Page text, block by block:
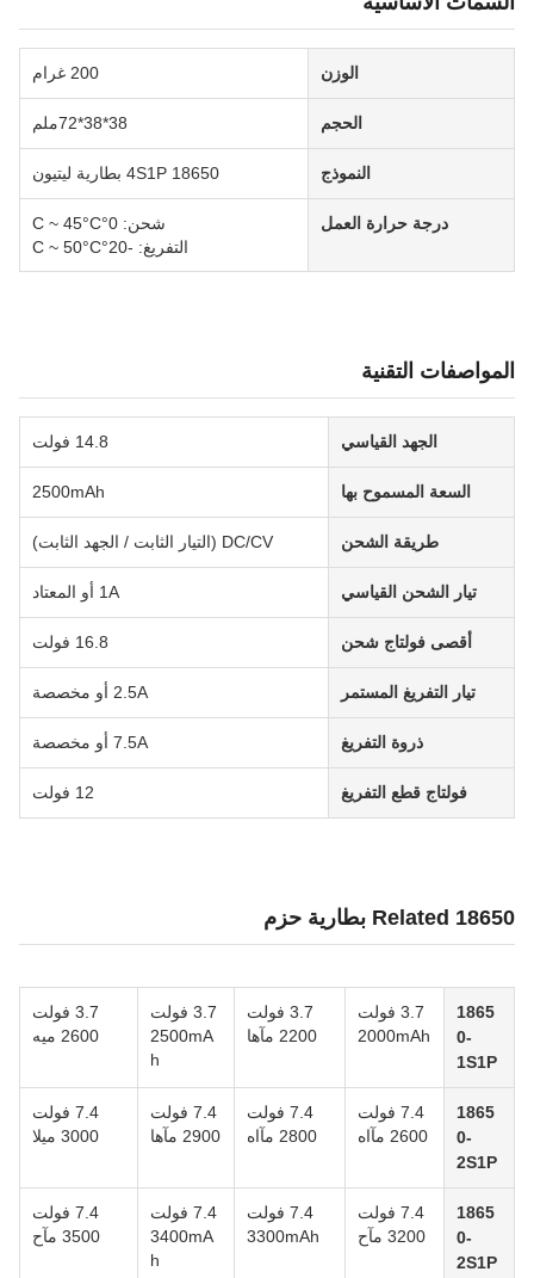
الوزن 200 غرام
الحجم 38*38*72ملم
النموذج 18650 4S1P بطارية ليتيون
درجة حرارة العمل
شحن: 0°C ~ 45°C
التفريغ: -20°C ~ 50°C
المواصفات التقنية
الجهد القياسي 14.8 فولت
السعة المسموح بها 2500mAh
طريقة الشحن DC/CV (التيار الثابت / الجهد الثابت)
تيار الشحن القياسي 1A أو المعتاد
أقصى فولتاج شحن 16.8 فولت
تيار التفريغ المستمر 2.5A أو مخصصة
ذروة التفريغ 7.5A أو مخصصة
فولتاج قطع التفريغ 12 فولت
Related 18650 بطارية حزم
1865
0-
1S1P
3.7 فولت
2000mAh
3.7 فولت
2200 مآها
3.7 فولت
2500mA
h
3.7 فولت
2600 ميه
1865
0-
2S1P
7.4 فولت
2600 مآاه
7.4 فولت
2800 مآاه
7.4 فولت
2900 مآها
7.4 فولت
3000 ميلا
1865
0-
2S1P
7.4 فولت
3200 مآح
7.4 فولت
3300mAh
7.4 فولت
3400mA
h
7.4 فولت
3500 مآح